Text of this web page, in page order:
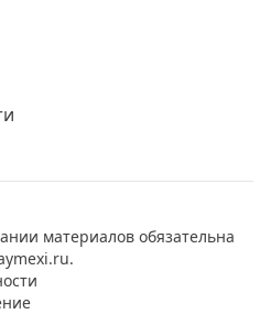
материалов обязательна